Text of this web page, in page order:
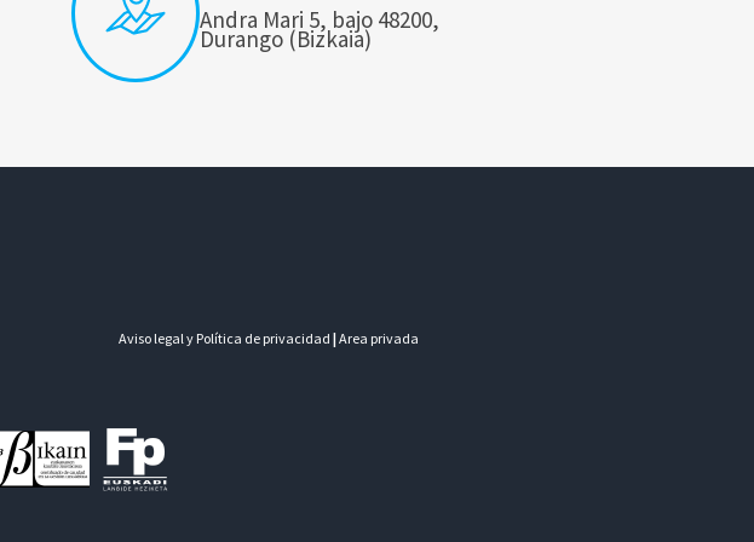
Andra Mari 5, bajo 48200,
Durango (Bizkaia)
Aviso legal y Política de privacidad |Area privada